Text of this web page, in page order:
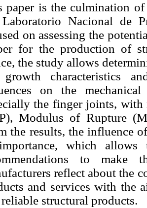
paper is the culmination
Nacional de
on assessing the
for the production of
the study allows
characteristics
on the
the finger joints,
Modulus of Rupture
the results, the influence
which allows
to make
reflect about the
and services with the
structural products.